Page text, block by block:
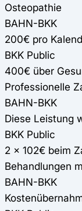
Osteopathie
BAHN-BKK
200€ pro
BKK Public
400€ über
Professionelle
BAHN-BKK
Diese Leistung
BKK Public
2 x 102€ beim
Behandlungen
BAHN-BKK